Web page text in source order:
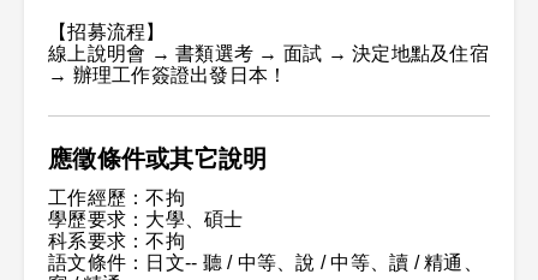
【招募流程】
線上說明會 → 書類選考 → 面試 → 決定地點及住宿
→ 辦理工作簽證出發日本！
應徵條件或其它說明
工作經歷：不拘
學歷要求：大學、碩士
科系要求：不拘
語文條件：日文-- 聽 / 中等、說 / 中等、讀 / 精通、